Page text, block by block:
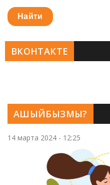
АШЫЙБЫЗМЫ?
14 марта 2024 - 12:25
Найти
ВКОНТАКТЕ